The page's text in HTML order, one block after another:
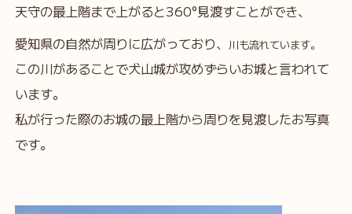
天守の最上階まで上がると360°見渡すことができ、
愛知県の自然が周りに広がっており、
川も流れています。
この川があることで犬山城が攻めずらいお城と言われて
います。
私が行った際のお城の最上階から周りを見渡したお写真
です。